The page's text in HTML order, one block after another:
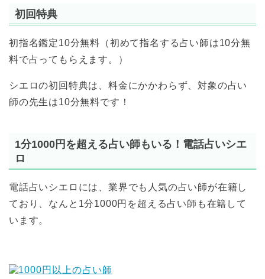
初回特典
初指名鑑定10分無料（初めて指名する占い師は10分無
料で占ってもらえます。）
シエロの初回特典は、料金にかかわらず、対象の占い
師の先生は10分無料です！
1分1000円を超える占い師もいる！電話占いシエ
ロ
電話占いシエロには、業界でも人気の占い師が在籍し
ており、なんと1分1000円を超える占い師も在籍して
います。